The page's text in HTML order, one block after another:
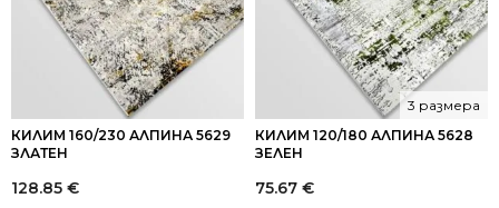
КИЛИМ 160/230 АЛПИНА 5629
ЗЛАТЕН
128.85 €
КИЛИМ 120/180 АЛПИНА 5628
ЗЕЛЕН
3 размера
75.67 €